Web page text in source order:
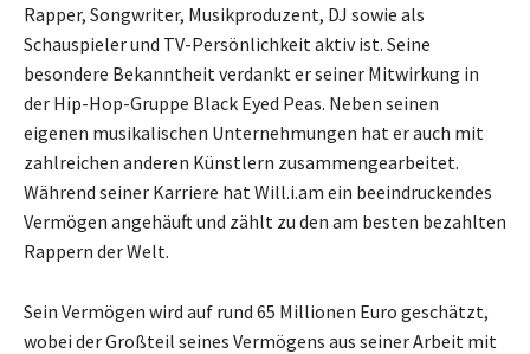
Rapper, Songwriter, Musikproduzent, DJ sowie als
Schauspieler und TV-Persönlichkeit aktiv ist. Seine
besondere Bekanntheit verdankt er seiner Mitwirkung in
der Hip-Hop-Gruppe Black Eyed Peas. Neben seinen
eigenen musikalischen Unternehmungen hat er auch mit
zahlreichen anderen Künstlern zusammengearbeitet.
Während seiner Karriere hat Will.i.am ein beeindruckendes
Vermögen angehäuft und zählt zu den am besten bezahlten
Rappern der Welt.
Sein Vermögen wird auf rund 65 Millionen Euro geschätzt,
wobei der Großteil seines Vermögens aus seiner Arbeit mit